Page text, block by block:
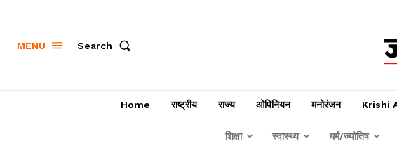
MENU Search
Home राष्ट्रीय राज्य ओपिनियन मनोरंजन Krishi
शिक्षा स्वास्थ्य धर्म/ज्योतिष